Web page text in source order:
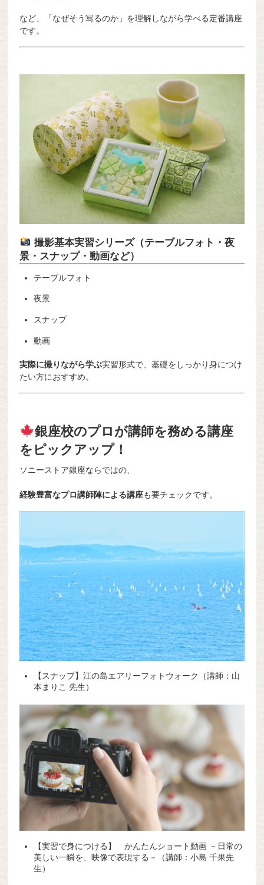
など、「なぜそう写るのか」を理解しながら学べる定番講座
です。
撮影基本実習シリーズ（テーブルフォト・夜
景・スナップ・動画など）
テーブルフォト
夜景
スナップ
動画
実際に撮りながら学ぶ実習形式で、基礎をしっかり身につけ
たい方におすすめ。
銀座校のプロが講師を務める講座
をピックアップ！
ソニーストア銀座ならではの、
経験豊富なプロ講師陣による講座も要チェックです。
【スナップ】江の島エアリーフォトウォーク（講師：山
本まりこ 先生）
【実習で身につける】 かんたんショート動画 －日常の
美しい一瞬を、映像で表現する－（講師：小島 千果先
生）